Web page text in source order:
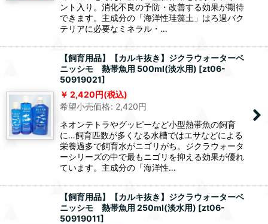
ント入り。消化不良の予防・改善する効果が期待
できます。主成分の「海洋性珪藻土」はろ過バク
テリアに必要なミネラル・…
【飼育用品】【カルキ抜き】ジクラウォーターベ
ニッシモ 熱帯魚用 500ml(淡水用) [zt06-
50919021]
2,420円(税込)
希望小売価格: 2,420円
ネオンテトラやグッピーなど小型熱帯魚の飼育
に…飼育匹数が多くなる水槽ではエサなどによる
栄養過多で飼育水がニゴリがち。ジクラウォータ
ーシリーズの中で最もニゴリを抑える効果が優れ
ています。主成分の「海洋性…
【飼育用品】【カルキ抜き】ジクラウォーターベ
ニッシモ 熱帯魚用 250ml(淡水用) [zt06-
50919011]